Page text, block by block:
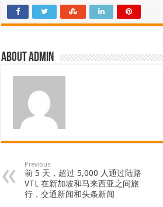
About admin
Previous
前 5 天，超过 5,000 人通过陆路
VTL 在新加坡和马来西亚之间旅
行，交通新闻和头条新闻